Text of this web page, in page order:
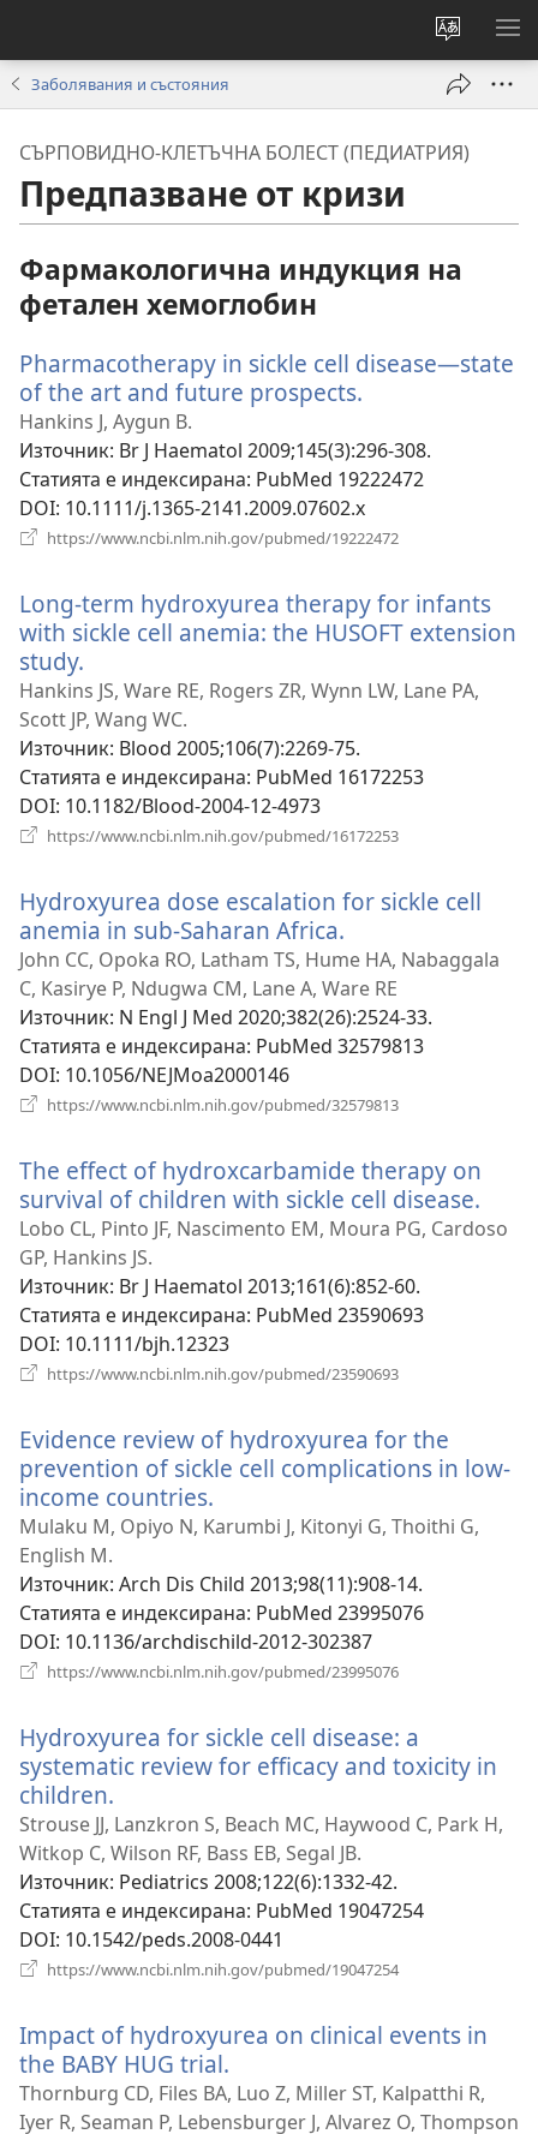
Смени
езика
на
Заболявания и състояния
СЪРПОВИДНО-КЛЕТЪЧНА БОЛЕСТ (ПЕДИАТРИЯ)
Предпазване от кризи
Фармакологична индукция на
фетален хемоглобин
Pharmacotherapy in sickle cell disease—state
of the art and future prospects.
прозорец)
Hankins J, Aygun B.
Източник‎: Br J Haematol 2009;145(3):296-308.
Статията е индексирана‎: PubMed 19222472
DOI‎: 10.1111/j.1365-2141.2009.07602.x
https://www.ncbi.nlm.nih.gov/pubmed/19222472
Long-term hydroxyurea therapy for infants
with sickle cell anemia: the HUSOFT extension
study.
нов
прозорец)
Hankins JS, Ware RE, Rogers ZR, Wynn LW, Lane PA,
Scott JP, Wang WC.
Източник‎: Blood 2005;106(7):2269-75.
Статията е индексирана‎: PubMed 16172253
DOI‎: 10.1182/Blood-2004-12-4973
https://www.ncbi.nlm.nih.gov/pubmed/16172253
Hydroxyurea dose escalation for sickle cell
anemia in sub-Saharan Africa.
нов
прозорец)
John CC, Opoka RO, Latham TS, Hume HA, Nabaggala
C, Kasirye P, Ndugwa CM, Lane A, Ware RE
Източник‎: N Engl J Med 2020;382(26):2524-33.
Статията е индексирана‎: PubMed 32579813
DOI‎: 10.1056/NEJMoa2000146
https://www.ncbi.nlm.nih.gov/pubmed/32579813
The effect of hydroxcarbamide therapy on
survival of children with sickle cell disease.
нов
Lobo CL, Pinto JF, Nascimento EM, Moura PG, Cardoso
GP, Hankins JS.
Източник‎: Br J Haematol 2013;161(6):852-60.
Статията е индексирана‎: PubMed 23590693
DOI‎: 10.1111/bjh.12323
https://www.ncbi.nlm.nih.gov/pubmed/23590693
Evidence review of hydroxyurea for the
prevention of sickle cell complications in low-
income countries.
нов
Mulaku M, Opiyo N, Karumbi J, Kitonyi G, Thoithi G,
English M.
Източник‎: Arch Dis Child 2013;98(11):908-14.
Статията е индексирана‎: PubMed 23995076
DOI‎: 10.1136/archdischild-2012-302387
https://www.ncbi.nlm.nih.gov/pubmed/23995076
Hydroxyurea for sickle cell disease: a
systematic review for efficacy and toxicity in
children.
нов
прозорец)
Strouse JJ, Lanzkron S, Beach MC, Haywood C, Park H,
Witkop C, Wilson RF, Bass EB, Segal JB.
Източник‎: Pediatrics 2008;122(6):1332-42.
Статията е индексирана‎: PubMed 19047254
DOI‎: 10.1542/peds.2008-0441
https://www.ncbi.nlm.nih.gov/pubmed/19047254
Impact of hydroxyurea on clinical events in
the BABY HUG trial.
нов
прозорец)
Thornburg CD, Files BA, Luo Z, Miller ST, Kalpatthi R,
Iyer R, Seaman P, Lebensburger J, Alvarez O, Thompson